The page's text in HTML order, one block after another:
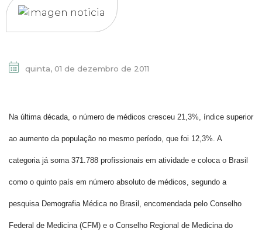
quinta, 01 de dezembro de 2011
Na última década, o número de médicos cresceu 21,3%, índice superior
ao aumento da população no mesmo período, que foi 12,3%. A
categoria já soma 371.788 profissionais em atividade e coloca o Brasil
como o quinto país em número absoluto de médicos, segundo a
pesquisa Demografia Médica no Brasil, encomendada pelo Conselho
Federal de Medicina (CFM) e o Conselho Regional de Medicina do